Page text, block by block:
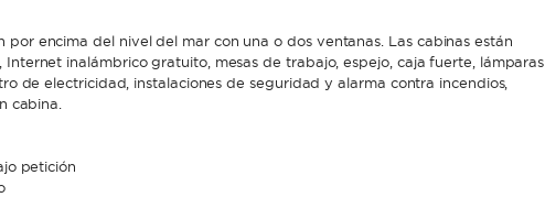
por encima del nivel del mar con una o dos ventanas. Las cabinas están
inalámbrico gratuito, mesas de trabajo, espejo, caja fuerte, lámparas
de electricidad, instalaciones de seguridad y alarma contra incendios,
cabina.
petición